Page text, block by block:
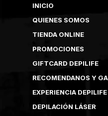
INICIO
QUIENES SOMOS
TIENDA ONLINE
PROMOCIONES
GIFTCARD DEPILIFE
RECOMENDANOS Y
EXPERIENCIA DEPILIFE
DEPILACIÓN LÁSER